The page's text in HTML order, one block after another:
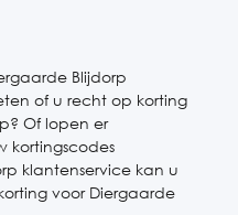
Blijdorp
of u recht op korting
Of lopen er
kortingscodes
klantenservice kan u
voor Diergaarde